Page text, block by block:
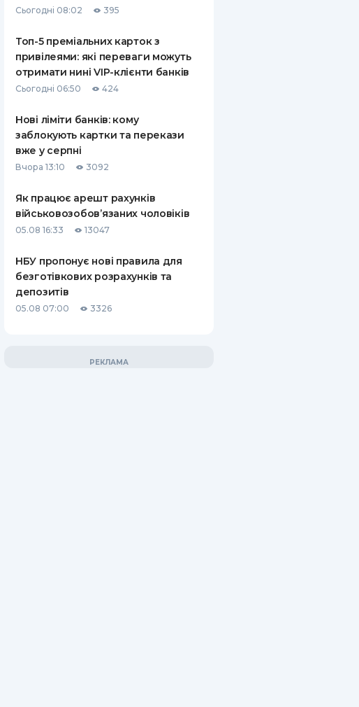
ВСІ СТРАХОВІ ПОЛІСИ
СТРАХОВІ КОМПАНІЇ
ВІДГУКИ ПРО СТРАХОВІ
КОМПАНІЇ
Сьогодні 08:02 395
Топ-5 преміальних карток з
привілеями: які переваги можуть
отримати нині VIP-клієнти банків
Сьогодні 06:50 424
Нові ліміти банків: кому
заблокують картки та перекази
вже у серпні
Вчора 13:10 3092
Як працює арешт рахунків
військовозобов’язаних чоловіків
05.08 16:33 13047
НБУ пропонує нові правила для
безготівкових розрахунків та
депозитів
05.08 07:00 3326